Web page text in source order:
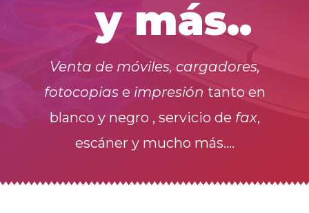
y más..
Venta de móviles, cargadores,
fotocopiase impresión tanto en
blanco y negro , servicio de fax,
escáner y mucho más….